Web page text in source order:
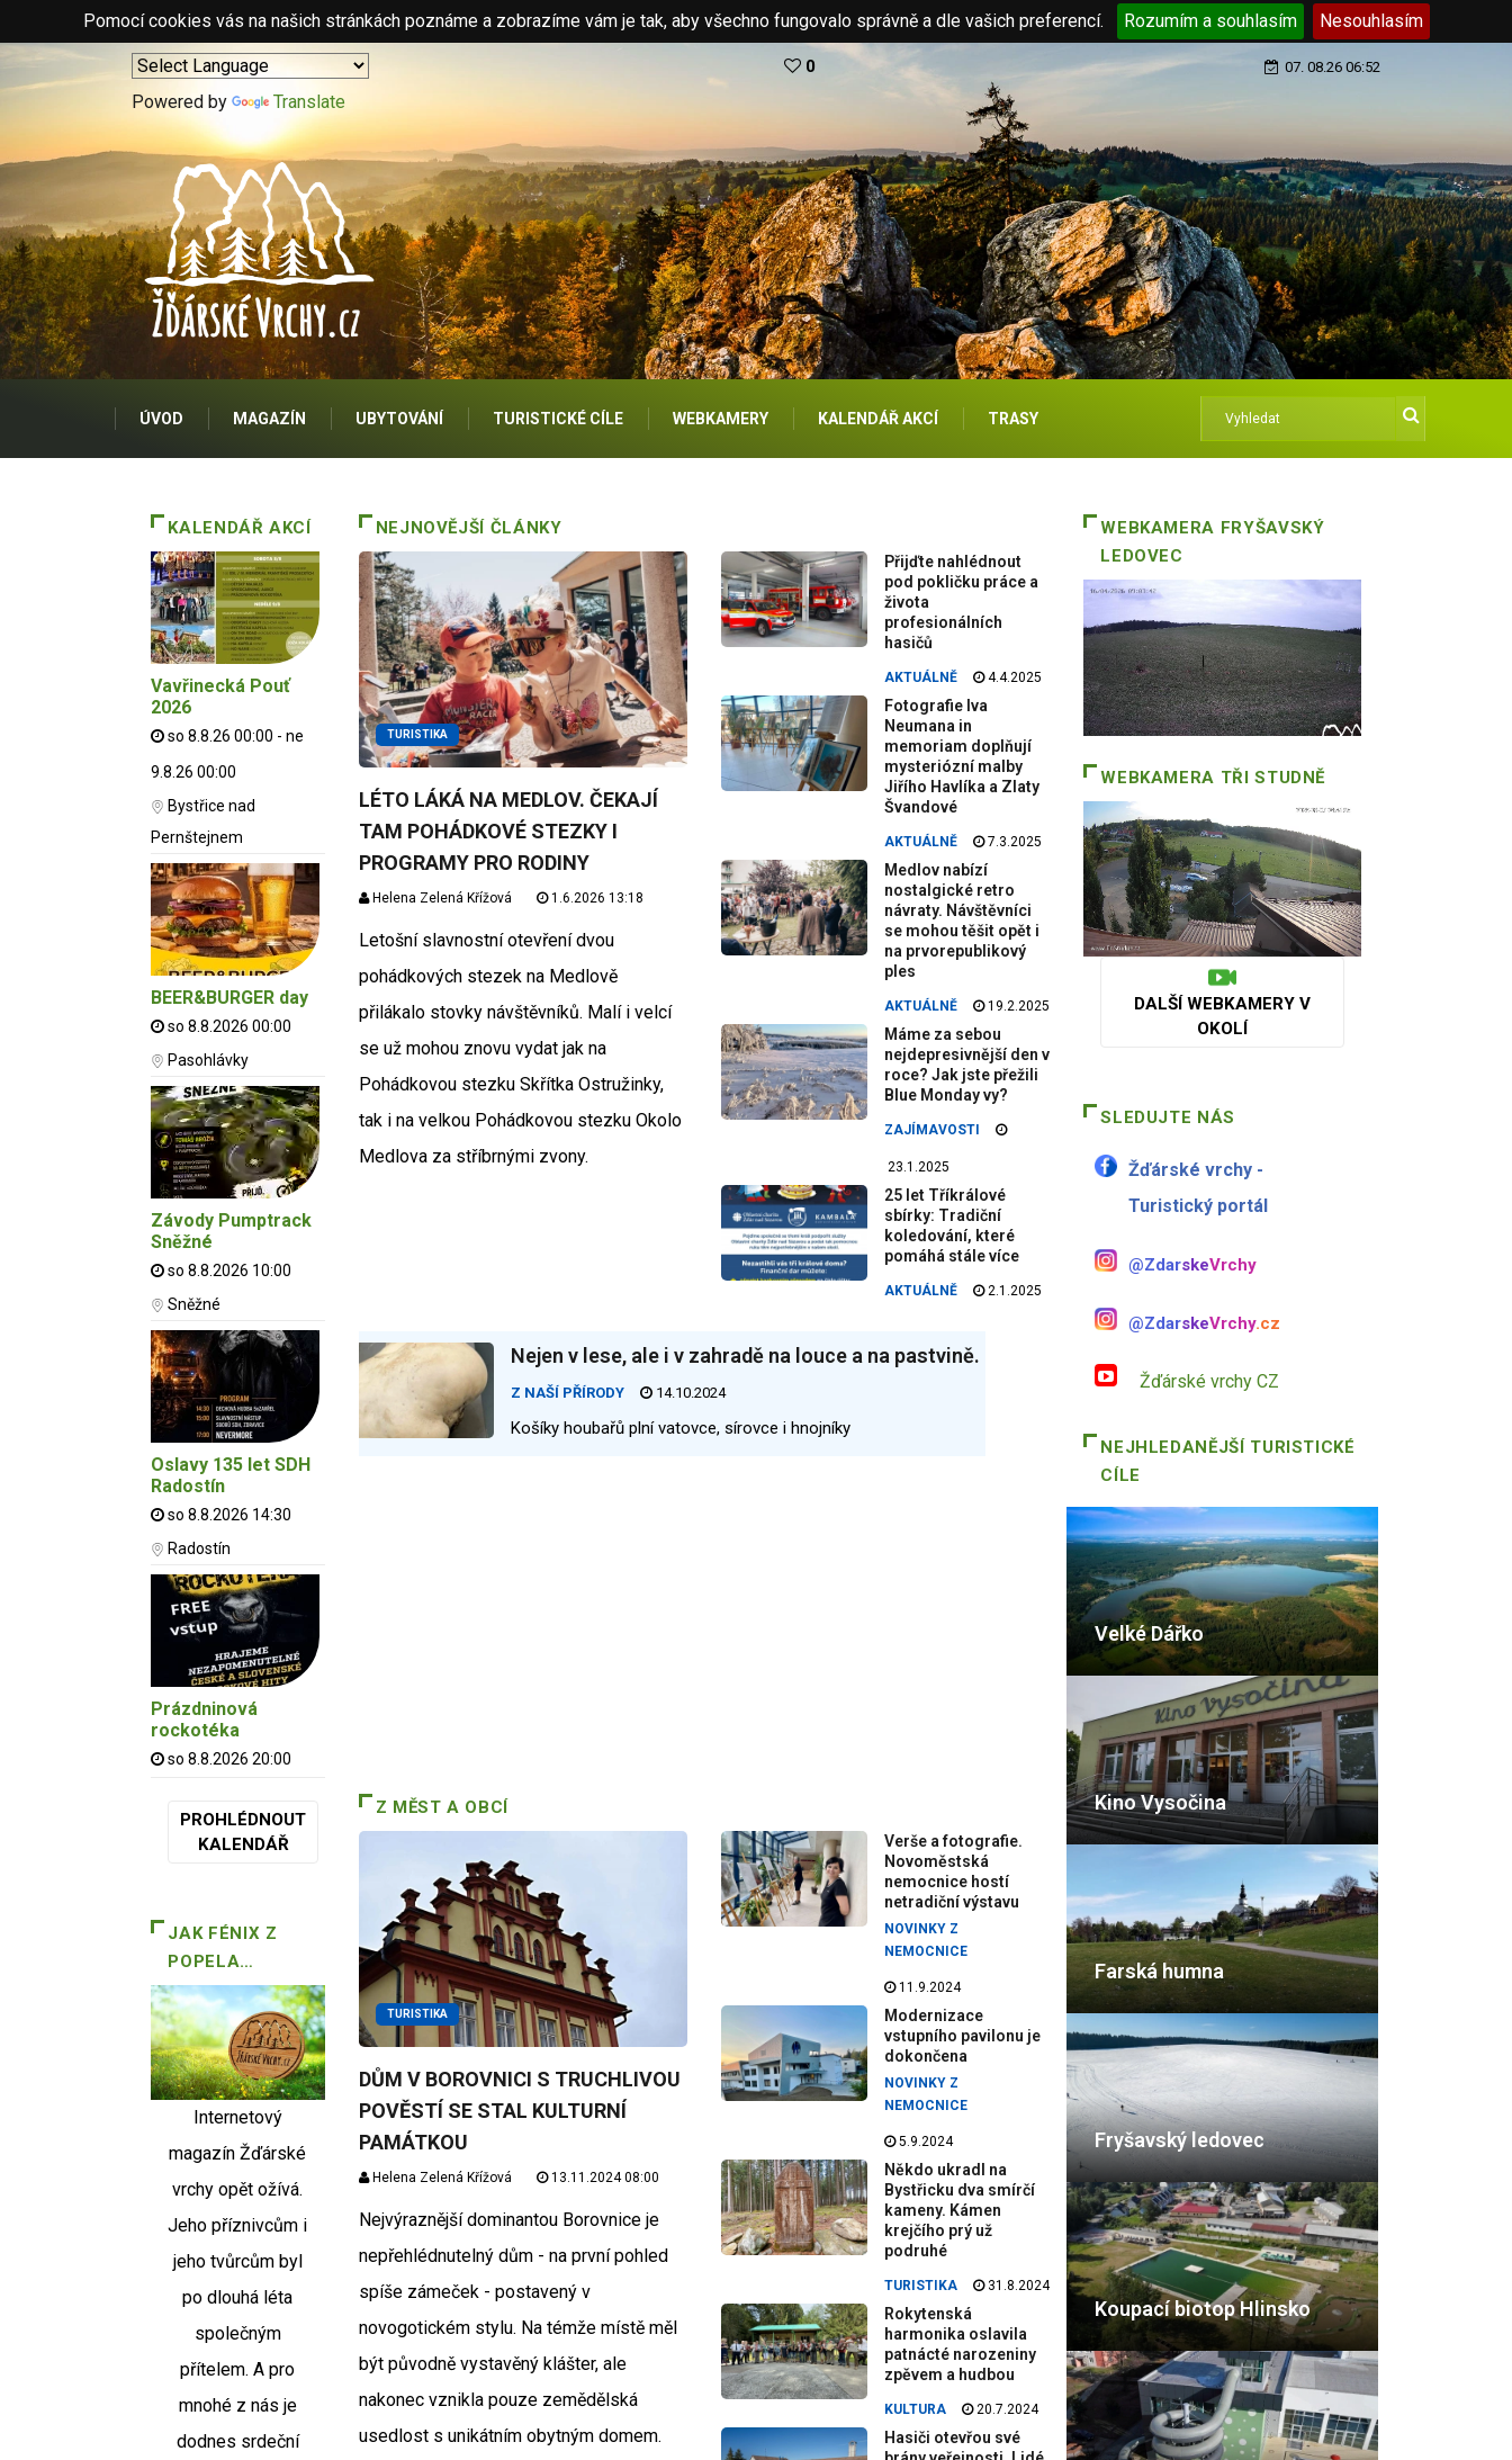
Pomocí cookies vás na našich stránkách poznáme a zobrazíme vám je tak, aby všechno fungovalo správně a dle vašich preferencí. Rozumím a souhlasím Nesouhlasím
Powered by Translate
0 07. 08.26 06:52
ÚVOD MAGAZÍN UBYTOVÁNÍ TURISTICKÉ CÍLE WEBKAMERY KALENDÁŘ AKCÍ TRASY
KALENDÁŘ AKCÍ
Vavřinecká Pouť
2026
so 8.8.26 00:00 - ne
9.8.26 00:00
Bystřice nad
Pernštejnem
BEER&BURGER day
so 8.8.2026 00:00
Pasohlávky
Závody Pumptrack
Sněžné
so 8.8.2026 10:00
Sněžné
Oslavy 135 let SDH
Radostín
so 8.8.2026 14:30
Radostín
Prázdninová
rockotéka
so 8.8.2026 20:00
PROHLÉDNOUT
KALENDÁŘ
JAK FÉNIX Z
POPELA…
Internetový
magazín Žďárské
vrchy opět ožívá.
Jeho příznivcům i
jeho tvůrcům byl
po dlouhá léta
společným
přítelem. A pro
mnohé z nás je
dodnes srdeční
NEJNOVĚJŠÍ ČLÁNKY
TURISTIKA
LÉTO LÁKÁ NA MEDLOV. ČEKAJÍ
TAM POHÁDKOVÉ STEZKY I
PROGRAMY PRO RODINY
Helena Zelená Křížová 1.6.2026 13:18
Letošní slavnostní otevření dvou
pohádkových stezek na Medlově
přilákalo stovky návštěvníků. Malí i velcí
se už mohou znovu vydat jak na
Pohádkovou stezku Skřítka Ostružinky,
tak i na velkou Pohádkovou stezku Okolo
Medlova za stříbrnými zvony.
Přijďte nahlédnout
pod pokličku práce a
života
profesionálních
hasičů
AKTUÁLNĚ 4.4.2025
Fotografie Iva
Neumana in
memoriam doplňují
mysteriózní malby
Jiřího Havlíka a Zlaty
Švandové
AKTUÁLNĚ 7.3.2025
Medlov nabízí
nostalgické retro
návraty. Návštěvníci
se mohou těšit opět i
na prvorepublikový
ples
AKTUÁLNĚ 19.2.2025
Máme za sebou
nejdepresivnější den v
roce? Jak jste přežili
Blue Monday vy?
ZAJÍMAVOSTI
23.1.2025
25 let Tříkrálové
sbírky: Tradiční
koledování, které
pomáhá stále více
AKTUÁLNĚ 2.1.2025
Nejen v lese, ale i v zahradě na louce a na pastvině.
Z NAŠÍ PŘÍRODY 14.10.2024
Košíky houbařů plní vatovce, sírovce i hnojníky
Z MĚST A OBCÍ
TURISTIKA
DŮM V BOROVNICI S TRUCHLIVOU
POVĚSTÍ SE STAL KULTURNÍ
PAMÁTKOU
Helena Zelená Křížová 13.11.2024 08:00
Nejvýraznější dominantou Borovnice je
nepřehlédnutelný dům - na první pohled
spíše zámeček - postavený v
novogotickém stylu. Na témže místě měl
být původně vystavěný klášter, ale
nakonec vznikla pouze zemědělská
usedlost s unikátním obytným domem.
Verše a fotografie.
Novoměstská
nemocnice hostí
netradiční výstavu
NOVINKY Z
NEMOCNICE
11.9.2024
Modernizace
vstupního pavilonu je
dokončena
NOVINKY Z
NEMOCNICE
5.9.2024
Někdo ukradl na
Bystřicku dva smírčí
kameny. Kámen
krejčího prý už
podruhé
TURISTIKA 31.8.2024
Rokytenská
harmonika oslavila
patnácté narozeniny
zpěvem a hudbou
KULTURA 20.7.2024
Hasiči otevřou své
WEBKAMERA FRYŠAVSKÝ
LEDOVEC
WEBKAMERA TŘI STUDNĚ
DALŠÍ WEBKAMERY V
OKOLÍ
SLEDUJTE NÁS
Žďárské vrchy -
Turistický portál
@ZdarskeVrchy
@ZdarskeVrchy.cz
Žďárské vrchy CZ
NEJHLEDANĚJŠÍ TURISTICKÉ
CÍLE
Velké Dářko
Kino Vysočina
Farská humna
Fryšavský ledovec
Koupací biotop Hlinsko